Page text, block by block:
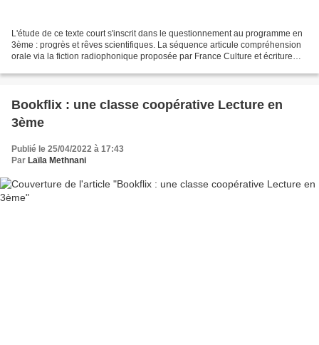
L'étude de ce texte court s'inscrit dans le questionnement au programme en
3ème : progrès et rêves scientifiques. La séquence articule compréhension
orale via la fiction radiophonique proposée par France Culture et écriture
Bookflix : une classe coopérative Lecture en
3ème
Publié le 25/04/2022 à 17:43
Par Laïla Methnani